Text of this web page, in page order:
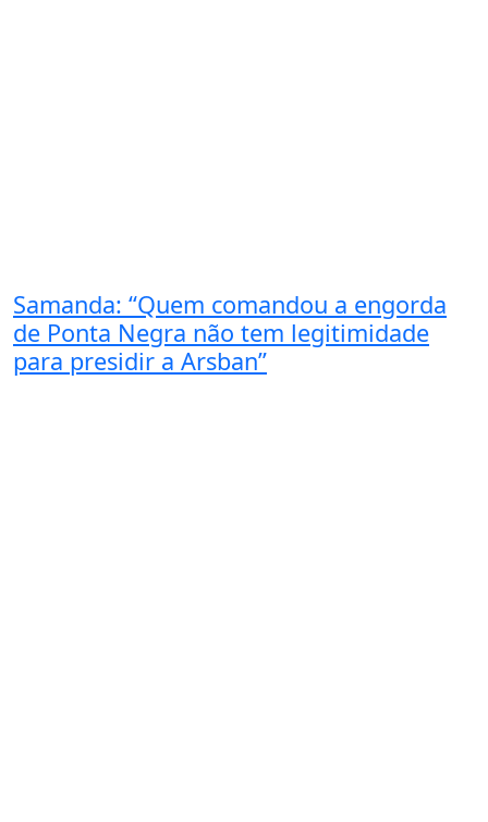
Samanda: “Quem comandou a engorda
de Ponta Negra não tem legitimidade
para presidir a Arsban”